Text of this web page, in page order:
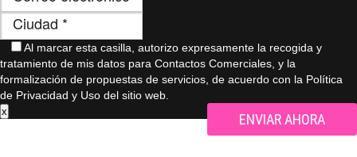
Al marcar esta casilla, autorizo ​​expresamente la recogida y
tratamiento de mis datos para Contactos Comerciales, y la
formalización de propuestas de servicios, de acuerdo con la Política
de Privacidad y Uso del sitio web.
x